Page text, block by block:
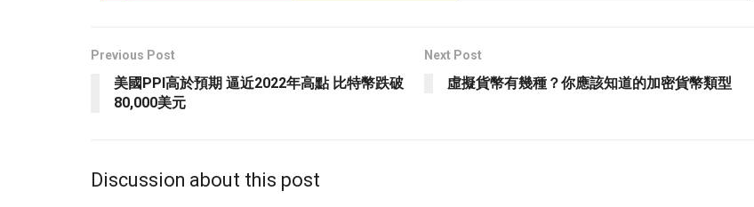
Previous Post
美國PPI高於預期 逼近2022年高點 比特幣跌破
80,000美元
Next Post
虛擬貨幣有幾種？你應該知道的加密貨幣類型
Discussion about this post